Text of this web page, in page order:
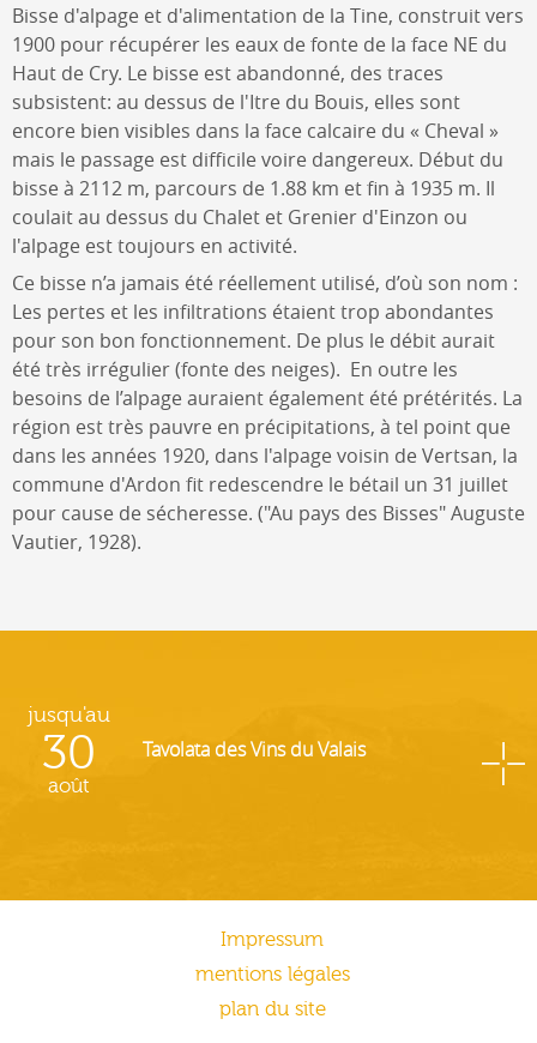
Bisse d'alpage et d'alimentation de la Tine, construit vers
1900 pour récupérer les eaux de fonte de la face NE du
Haut de Cry. Le bisse est abandonné, des traces
subsistent: au dessus de l'Itre du Bouis, elles sont
encore bien visibles dans la face calcaire du « Cheval »
mais le passage est difficile voire dangereux. Début du
bisse à 2112 m, parcours de 1.88 km et fin à 1935 m. Il
coulait au dessus du Chalet et Grenier d'Einzon ou
l'alpage est toujours en activité.
Ce bisse n’a jamais été réellement utilisé, d’où son nom :
Les pertes et les infiltrations étaient trop abondantes
pour son bon fonctionnement. De plus le débit aurait
été très irrégulier (fonte des neiges). En outre les
besoins de l’alpage auraient également été prétérités. La
région est très pauvre en précipitations, à tel point que
dans les années 1920, dans l'alpage voisin de Vertsan, la
commune d'Ardon fit redescendre le bétail un 31 juillet
pour cause de sécheresse. ("Au pays des Bisses" Auguste
Vautier, 1928).
jusqu'au
30
août
Tavolata des Vins du Valais
Impressum
mentions légales
plan du site